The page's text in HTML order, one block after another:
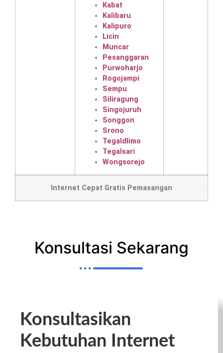
Kabat
Kalibaru
Kalipuro
Licin
Muncar
Pesanggaran
Purwoharjo
Rogojampi
Sempu
Siliragung
Singojuruh
Songgon
Srono
Tegaldlimo
Tegalsari
Wongsorejo
Internet Cepat Gratis Pemasangan
Konsultasi Sekarang
Konsultasikan
Kebutuhan Internet